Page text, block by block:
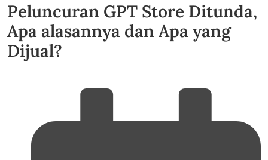
Peluncuran GPT Store Ditunda,
Apa alasannya dan Apa yang
Dijual?